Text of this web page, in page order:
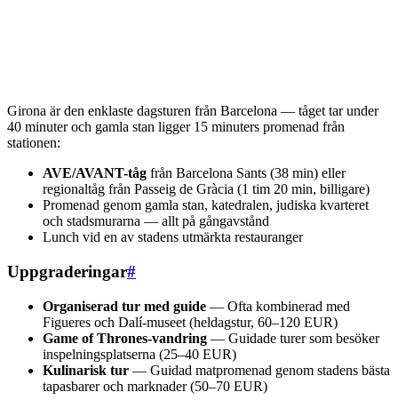
Girona är den enklaste dagsturen från Barcelona — tåget tar under
40 minuter och gamla stan ligger 15 minuters promenad från
stationen:
AVE/AVANT-tåg från Barcelona Sants (38 min) eller
regionaltåg från Passeig de Gràcia (1 tim 20 min, billigare)
Promenad genom gamla stan, katedralen, judiska kvarteret
och stadsmurarna — allt på gångavstånd
Lunch vid en av stadens utmärkta restauranger
Uppgraderingar#
Organiserad tur med guide — Ofta kombinerad med
Figueres och Dalí-museet (heldagstur, 60–120 EUR)
Game of Thrones-vandring — Guidade turer som besöker
inspelningsplatserna (25–40 EUR)
Kulinarisk tur — Guidad matpromenad genom stadens bästa
tapasbarer och marknader (50–70 EUR)